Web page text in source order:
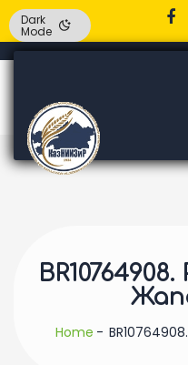
Home
Dark
Mode